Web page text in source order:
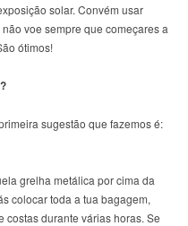
solar. Convém usar
voe sempre que começares a
ótimos!
sugestão que fazemos é:
grelha metálica por cima da
colocar toda a tua bagagem,
costas durante várias horas. Se